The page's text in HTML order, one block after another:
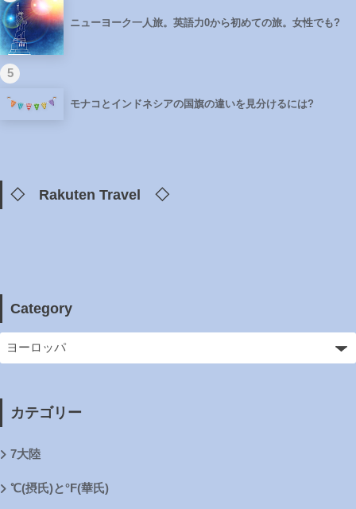
ニューヨーク一人旅。英語力0から初めての旅。女性でも?
5
モナコとインドネシアの国旗の違いを見分けるには?
◇ Rakuten Travel ◇
Category
カテゴリー
7大陸
℃(摂氏)と°F(華氏)